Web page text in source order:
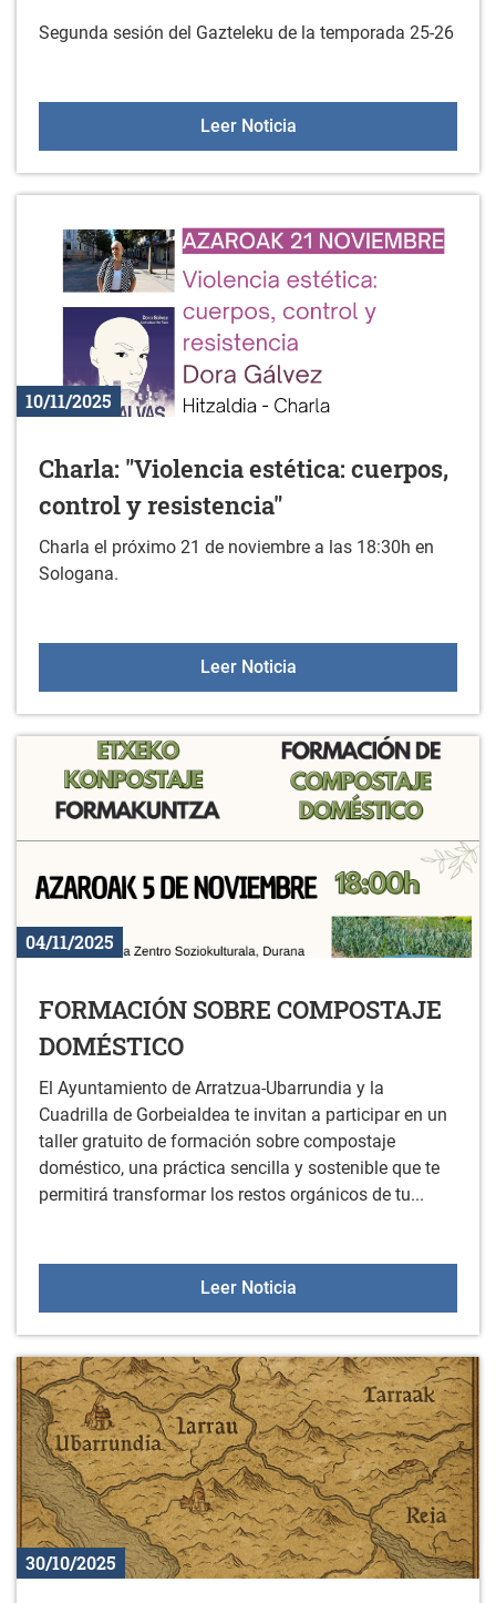
Segunda sesión del Gazteleku de la temporada 25-26
Leer NoticiaGazteleku el 22 de
10/11/2025
Charla: "Violencia estética: cuerpos,
control y resistencia"
Charla el próximo 21 de noviembre a las 18:30h en
Sologana.
Leer NoticiaCharla: "Violencia
04/11/2025
FORMACIÓN SOBRE COMPOSTAJE
DOMÉSTICO
El Ayuntamiento de Arratzua-Ubarrundia y la
Cuadrilla de Gorbeialdea te invitan a participar en un
taller gratuito de formación sobre compostaje
doméstico, una práctica sencilla y sostenible que te
permitirá transformar los restos orgánicos de tu...
Leer NoticiaFORMACIÓN SOBRE
30/10/2025